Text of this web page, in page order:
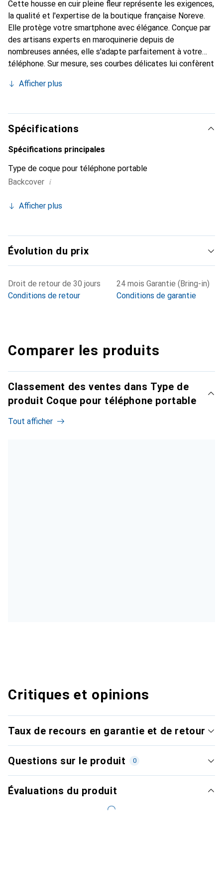
Cette housse en cuir pleine fleur représente les exigences,
la qualité et l'expertise de la boutique française Noreve.
Elle protège votre smartphone avec élégance. Conçue par
des artisans experts en maroquinerie depuis de
nombreuses années, elle s'adapte parfaitement à votre
téléphone. Sur mesure, ses courbes délicates lui confèrent
chic et essentiel de votre smartphone. Reconnaissante à
marque Noreve est un choix sûr pour une clientèle
exigeante.
Afficher plus
Spécifications
Spécifications principales
Type de coque pour téléphone portable
Backcover i
Afficher plus
Évolution du prix
Droit de retour de 30 jours
Conditions de retour
24 mois Garantie (Bring-in)
Conditions de garantie
Comparer les produits
Classement des ventes dans Type de
produit Coque pour téléphone portable
Tout afficher
Critiques et opinions
Taux de recours en garantie et de retour
Questions sur le produit 0
Évaluations du produit